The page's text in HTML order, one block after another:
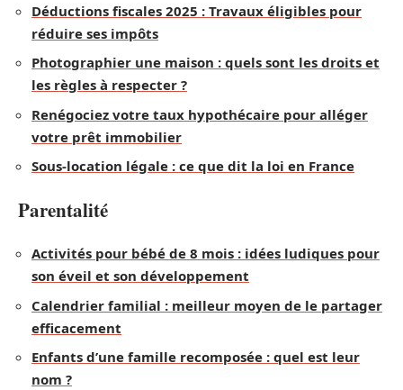
Déductions fiscales 2025 : Travaux éligibles pour
réduire ses impôts
Photographier une maison : quels sont les droits et
les règles à respecter ?
Renégociez votre taux hypothécaire pour alléger
votre prêt immobilier
Sous-location légale : ce que dit la loi en France
Parentalité
Activités pour bébé de 8 mois : idées ludiques pour
son éveil et son développement
Calendrier familial : meilleur moyen de le partager
efficacement
Enfants d’une famille recomposée : quel est leur
nom ?